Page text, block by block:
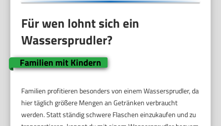
Für wen lohnt sich ein
Wassersprudler?
Familien mit Kindern
Familien profitieren besonders von einem Wassersprudler, da
hier täglich größere Mengen an Getränken verbraucht
werden. Statt ständig schwere Flaschen einzukaufen und zu